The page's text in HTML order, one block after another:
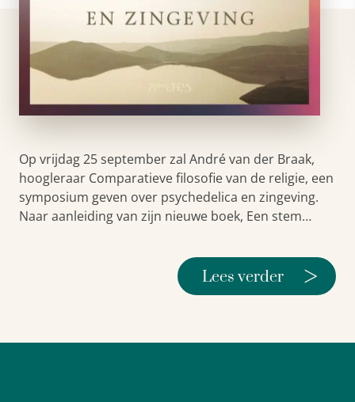
Op vrijdag 25 september zal André van der Braak,
hoogleraar Comparatieve filosofie van de religie, een
symposium geven over psychedelica en zingeving.
Naar aanleiding van zijn nieuwe boek, Een stem…
Lees verder >